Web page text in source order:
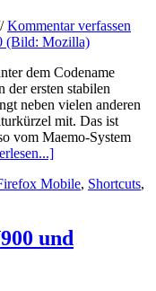
Kommentar verfassen
dem Codename
der ersten stabilen
neben vielen anderen
mit. Das ist
vom Maemo-System
Mobile, Shortcuts,
und